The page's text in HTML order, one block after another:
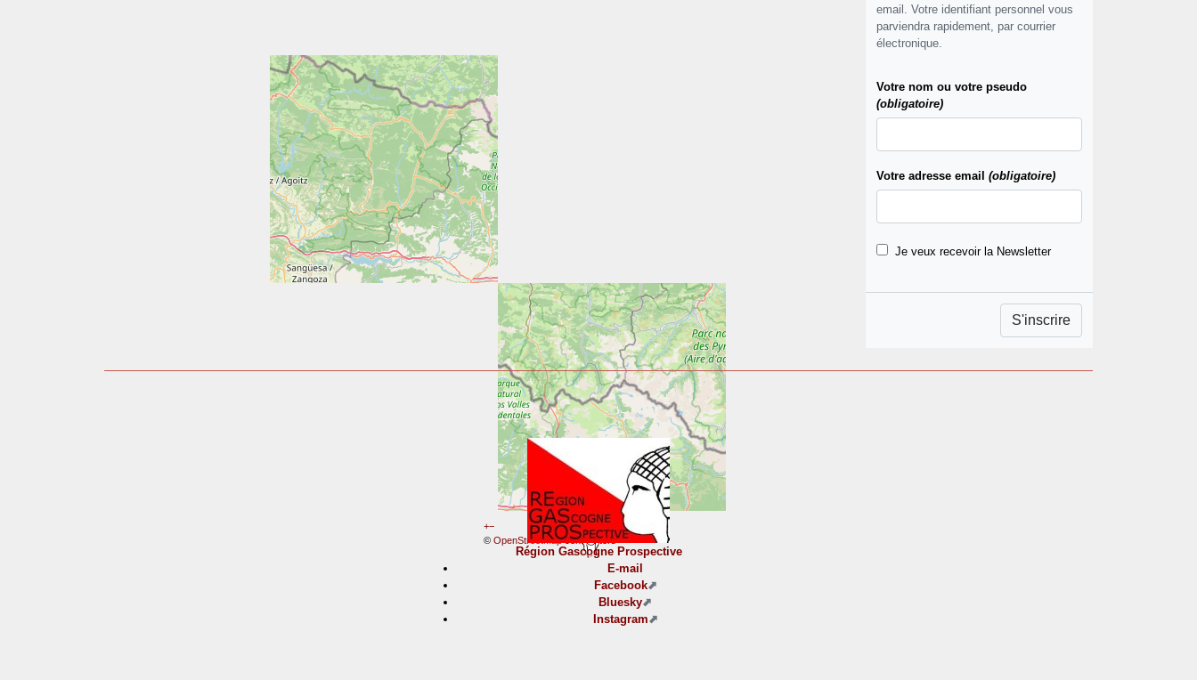
+−
© OpenStreetMapcontributors
email. Votre identifiant personnel vous
parviendra rapidement, par courrier
électronique.
Votre nom ou votre pseudo
(obligatoire)
Votre adresse email (obligatoire)
Je veux recevoir la Newsletter
Région Gascogne Prospective
E-mail
Facebook
Bluesky
Instagram